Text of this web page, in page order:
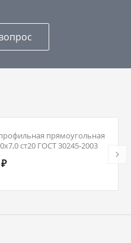
прямоугольная
ст20 ГОСТ 30245-2003